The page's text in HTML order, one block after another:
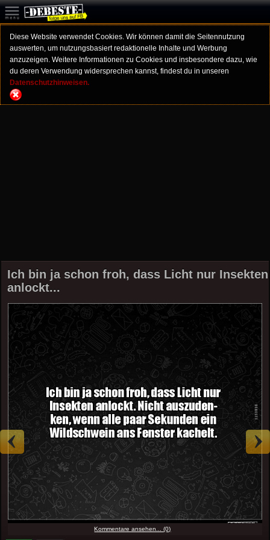
Diese Website verwendet Cookies. Wir können damit die Seitennutzung
auswerten, um nutzungsbasiert redaktionelle Inhalte und Werbung
anzuzeigen. Weitere Informationen zu Cookies und insbesondere dazu, wie
du deren Verwendung widersprechen kannst, findest du in unseren
Datenschutzhinweisen.
Ich bin ja schon froh, dass Licht nur Insekten
anlockt...
Kommentare ansehen... (0)